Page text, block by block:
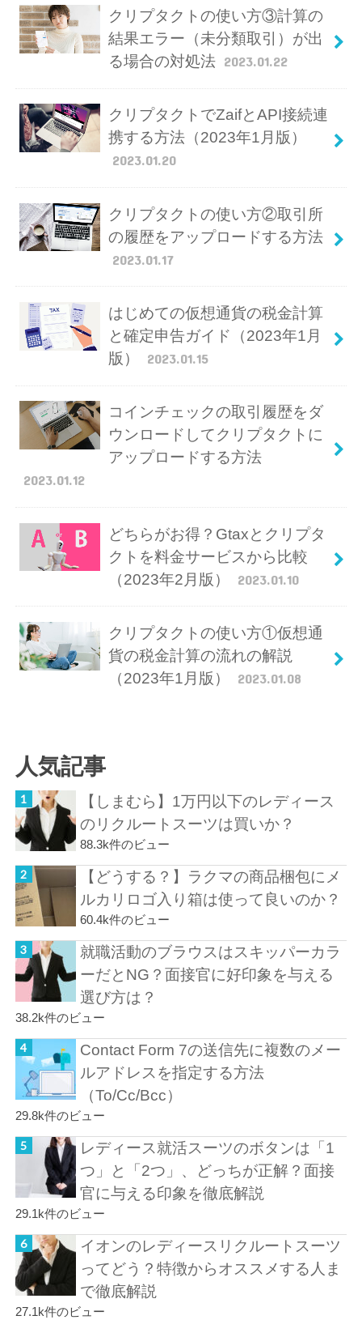
クリプタクトの使い方③計算の
結果エラー（未分類取引）が出
る場合の対処法 2023.01.22
クリプタクトでZaifとAPI接続連
携する方法（2023年1月版）
2023.01.20
クリプタクトの使い方②取引所
の履歴をアップロードする方法
2023.01.17
はじめての仮想通貨の税金計算
と確定申告ガイド（2023年1月
版）
2023.01.15
コインチェックの取引履歴をダ
ウンロードしてクリプタクトに
アップロードする方法
2023.01.12
どちらがお得？Gtaxとクリプタ
クトを料金サービスから比較
（2023年2月版）
2023.01.10
クリプタクトの使い方①仮想通
貨の税金計算の流れの解説
（2023年1月版）
2023.01.08
人気記事
【しまむら】1万円以下のレディース
のリクルートスーツは買いか？
88.3k件のビュー
【どうする？】ラクマの商品梱包にメ
ルカリロゴ入り箱は使って良いのか？
60.4k件のビュー
就職活動のブラウスはスキッパーカラ
ーだとNG？面接官に好印象を与える
選び方は？
38.2k件のビュー
Contact Form 7の送信先に複数のメー
ルアドレスを指定する方法
（To/Cc/Bcc）
29.8k件のビュー
レディース就活スーツのボタンは「1
つ」と「2つ」、どっちが正解？面接
官に与える印象を徹底解説
29.1k件のビュー
イオンのレディースリクルートスーツ
ってどう？特徴からオススメする人ま
で徹底解説
27.1k件のビュー